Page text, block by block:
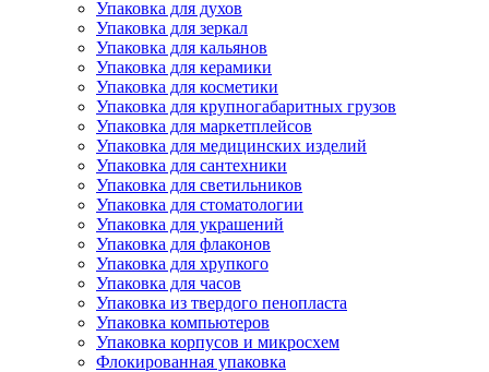
Упаковка для духов
Упаковка для зеркал
Упаковка для кальянов
Упаковка для керамики
Упаковка для косметики
Упаковка для крупногабаритных грузов
Упаковка для маркетплейсов
Упаковка для медицинских изделий
Упаковка для сантехники
Упаковка для светильников
Упаковка для стоматологии
Упаковка для украшений
Упаковка для флаконов
Упаковка для хрупкого
Упаковка для часов
Упаковка из твердого пенопласта
Упаковка компьютеров
Упаковка корпусов и микросхем
Флокированная упаковка